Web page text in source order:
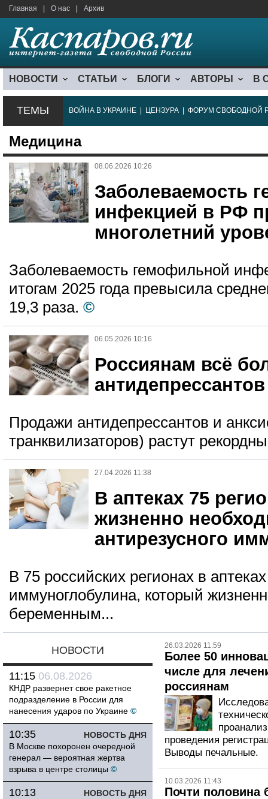
Главная О нас Архив
НОВОСТИ СТАТЬИ БЛОГИ АВТОРЫ В
ТЕМЫ ВОЙНА В УКРАИНЕ ЦЕНЗУРА ФОРУМ СВОБОДНОЙ
Медицина
08.06.2026 10:26
Заболеваемость
инфекцией в РФ
многолетний
Заболеваемость гемофильной
итогам 2025 года превысила
19,3 раза. ©
06.05.2026 10:16
Россиянам всё
Продажи антидепрессантов и
транквилизаторов) растут
27.04.2026 11:38
В аптеках 75
жизненно
антирезусного
В 75 российских регионах в
иммуноглобулина, который
беременным...
НОВОСТИ
11:15 06.08.2026
КНДР развернет свое ракетное
подразделение в России для
нанесения ударов по Украине ©
НОВОСТЬ ДНЯ
10:35
В Москве похоронен очередной
генерал — вероятная жертва
взрыва в центре столицы ©
НОВОСТЬ ДНЯ
10:13
26.03.2026 11:59
Более 50
числе для
россиянам
проведения
Выводы печальные.
10.03.2026 11:43
Почти половина